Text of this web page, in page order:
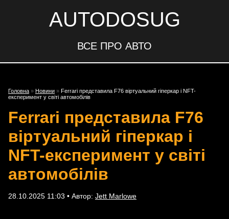
AUTODOSUG
ВСЕ ПРО АВТО
Головна » Новини » Ferrari представила F76 віртуальний гіперкар і NFT-
експеримент у світі автомобілів
Ferrari представила F76
віртуальний гіперкар і
NFT-експеримент у світі
автомобілів
28.10.2025 11:03 • Автор: Jett Marlowe